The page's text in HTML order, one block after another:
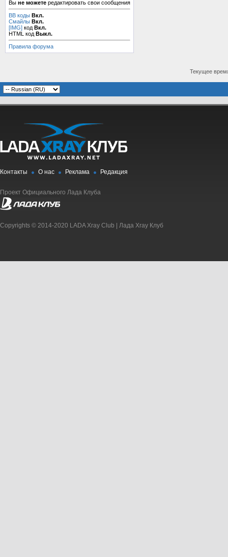
Вы не можете редактировать свои сообщения
BB коды Вкл.
Смайлы Вкл.
[IMG] код Вкл.
HTML код Выкл.
Правила форума
Текущее
Контакты О нас Реклама Редакция
Проект Официального Лада Клуба
Copyrights © 2014-2020 LADA Xray Club | Лада Xray Клуб